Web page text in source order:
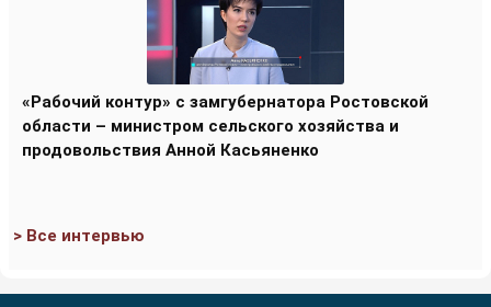
«Рабочий контур» с замгубернатора Ростовской
области – министром сельского хозяйства и
продовольствия Анной Касьяненко
> Все интервью